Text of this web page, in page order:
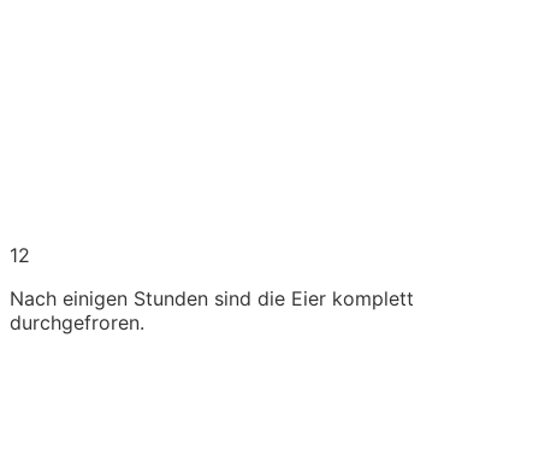
12
Nach einigen Stunden sind die Eier komplett
durchgefroren.